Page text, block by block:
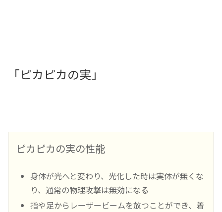
「ピカピカの実」
ピカピカの実の性能
身体が光へと変わり、光化した時は実体が無くな
り、通常の物理攻撃は無効になる
指や足からレーザービームを放つことができ、着